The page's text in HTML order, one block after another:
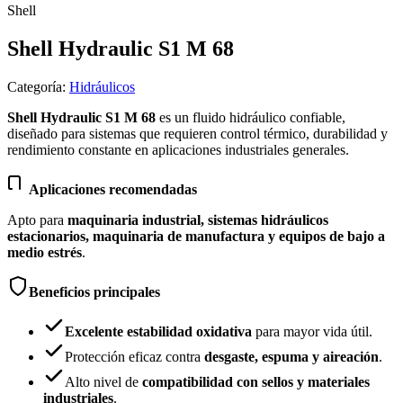
Shell
Shell Hydraulic S1 M 68
Categoría: Hidráulicos
Shell Hydraulic S1 M 68 es un fluido hidráulico confiable,
diseñado para sistemas que requieren control térmico, durabilidad y
rendimiento constante en aplicaciones industriales generales.
Aplicaciones recomendadas
Apto para maquinaria industrial, sistemas hidráulicos
estacionarios, maquinaria de manufactura y equipos de bajo a
medio estrés.
Beneficios principales
Excelente estabilidad oxidativa para mayor vida útil.
Protección eficaz contra desgaste, espuma y aireación.
Alto nivel de compatibilidad con sellos y materiales
industriales.